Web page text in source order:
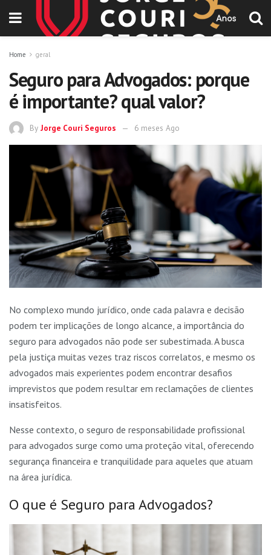
Home geral
Seguro para Advogados: porque
é importante? qual valor?
By Jorge Couri Seguros 6 meses Ago
No complexo mundo jurídico, onde cada palavra e decisão
podem ter implicações de longo alcance, a importância do
seguro para advogados não pode ser subestimada. A busca
pela justiça muitas vezes traz riscos correlatos, e mesmo os
advogados mais experientes podem encontrar desafios
imprevistos que podem resultar em reclamações de clientes
insatisfeitos.
Nesse contexto, o seguro de responsabilidade profissional
para advogados surge como uma proteção vital, oferecendo
segurança financeira e tranquilidade para aqueles que atuam
na área jurídica.
O que é Seguro para Advogados?